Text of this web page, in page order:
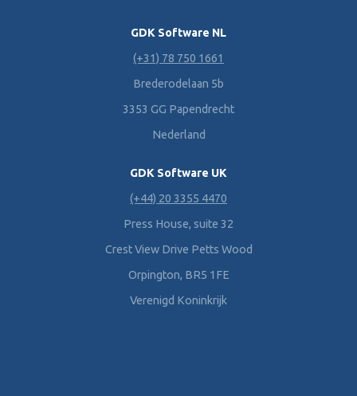
GDK Software NL
(+31) 78 750 1661
Brederodelaan 5b
3353 GG Papendrecht
Nederland
GDK Software UK
(+44) 20 3355 4470
Press House, suite 32
Crest View Drive Petts Wood
Orpington, BR5 1FE
Verenigd Koninkrijk